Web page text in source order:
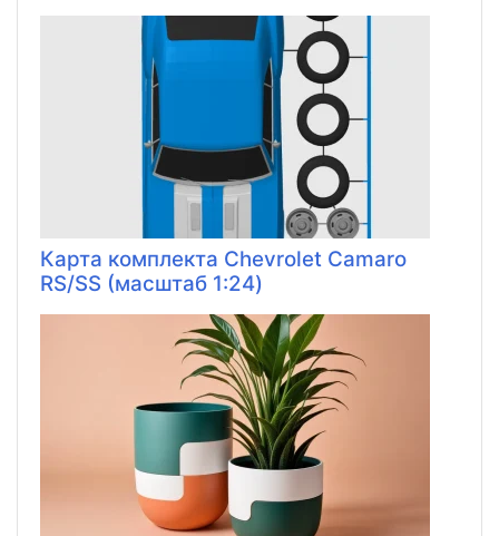
Карта комплекта Chevrolet Camaro
RS/SS (масштаб 1:24)